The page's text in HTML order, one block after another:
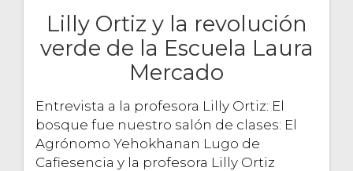
Lilly Ortiz y la revolución
verde de la Escuela Laura
Mercado
Entrevista a la profesora Lilly Ortiz: El
bosque fue nuestro salón de clases: El
Agrónomo Yehokhanan Lugo de
Cafiesencia y la profesora Lilly Ortiz